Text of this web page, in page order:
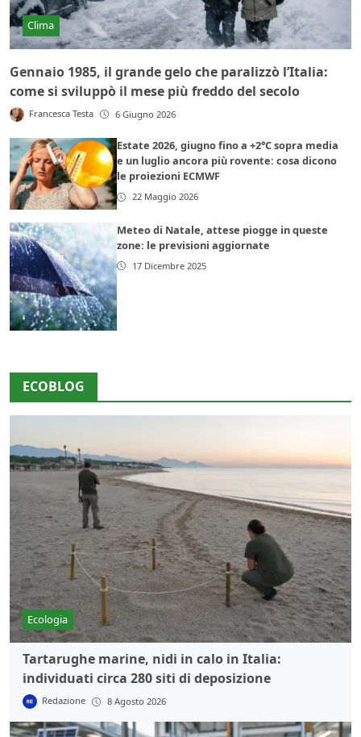
Clima
Gennaio 1985, il grande gelo che paralizzò l’Italia:
come si sviluppò il mese più freddo del secolo
Francesca Testa 6 Giugno 2026
Estate 2026, giugno fino a +2°C sopra media
e un luglio ancora più rovente: cosa dicono
le proiezioni ECMWF
22 Maggio 2026
Meteo di Natale, attese piogge in queste
zone: le previsioni aggiornate
17 Dicembre 2025
ECOBLOG
Ecologia
Tartarughe marine, nidi in calo in Italia:
individuati circa 280 siti di deposizione
Redazione 8 Agosto 2026